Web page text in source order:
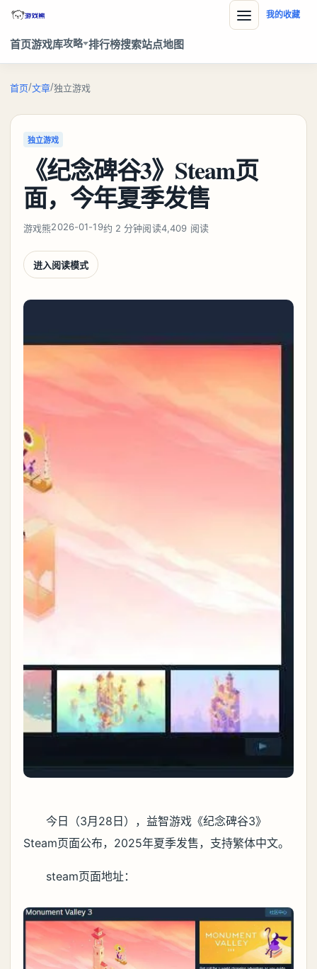
首页游戏库攻略 排行榜搜索站点地图
我的收藏
首页/文章/独立游戏
独立游戏
《纪念碑谷3》Steam页
面，今年夏季发售
游戏熊2026-01-19约 2 分钟阅读4,409 阅读
进入阅读模式
今日（3月28日），益智游戏《纪念碑谷3》
Steam页面公布，2025年夏季发售，支持繁体中文。
steam页面地址：